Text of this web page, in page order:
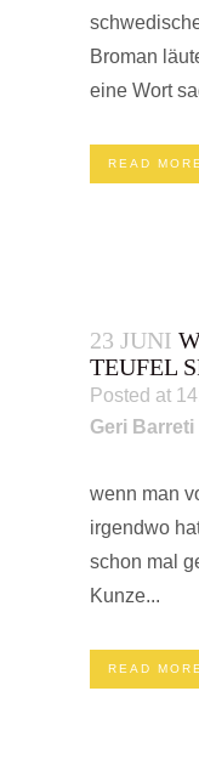
Broman
eine Wort
READ MORE
23 JUNI
TEUFEL
Posted at
Geri Barreti
wenn man
irgendwo
schon mal
Kunze...
READ MORE